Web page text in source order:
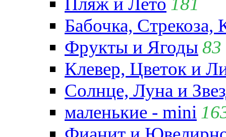
Бабочка,
Фрукты и Ягоды 83
Клевер, Цветок и
Солнце, Луна и
маленькие - mini